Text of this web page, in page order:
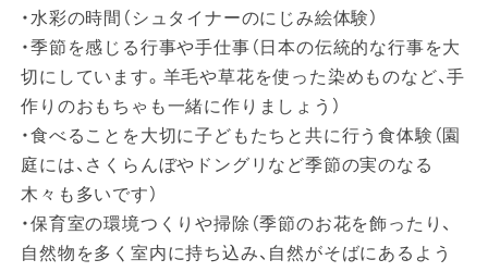
・水彩の時間（シュタイナーのにじみ絵体験）
・季節を感じる行事や手仕事（日本の伝統的な行事を大
切にしています。羊毛や草花を使った染めものなど、手
作りのおもちゃも一緒に作りましょう）
・食べることを大切に子どもたちと共に行う食体験（園
庭には、さくらんぼやドングリなど季節の実のなる
木々も多いです）
・保育室の環境つくりや掃除（季節のお花を飾ったり、
自然物を多く室内に持ち込み、自然がそばにあるよう